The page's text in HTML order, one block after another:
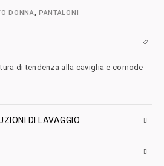
DONNA, PANTALONI
di tendenza alla caviglia e comode
DI LAVAGGIO